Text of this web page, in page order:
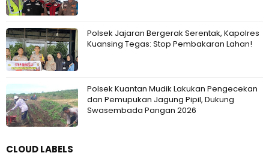
Polsek Jajaran Bergerak Serentak, Kapolres
Kuansing Tegas: Stop Pembakaran Lahan!
Polsek Kuantan Mudik Lakukan Pengecekan
dan Pemupukan Jagung Pipil, Dukung
Swasembada Pangan 2026
CLOUD LABELS